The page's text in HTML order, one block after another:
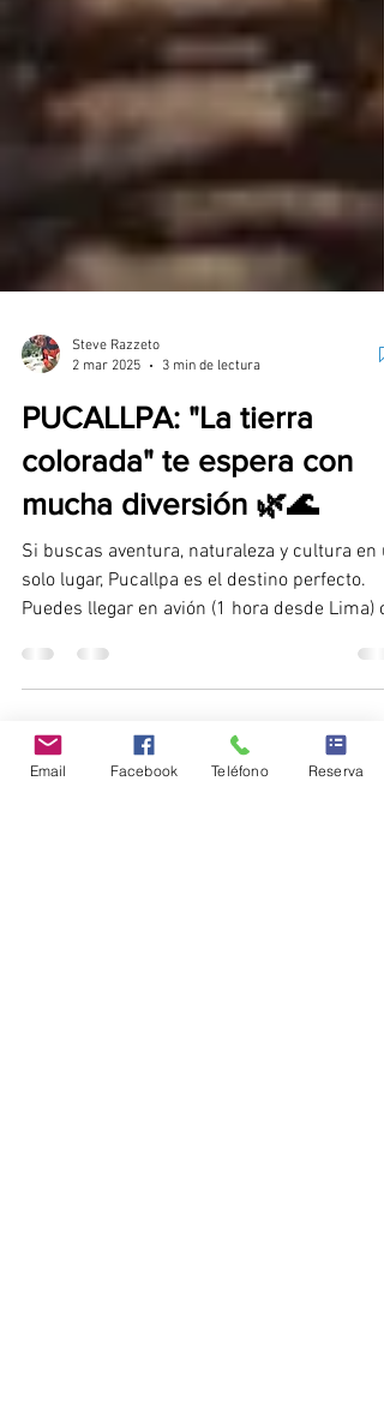
Steve Razzeto
2 mar 2025
3 min de lectura
PUCALLPA: "La tierra
colorada" te espera con
mucha diversión 🌿🌊
Si buscas aventura, naturaleza y cultura en
solo lugar, Pucallpa es el destino perfecto.
Email Facebook Teléfono Reserva